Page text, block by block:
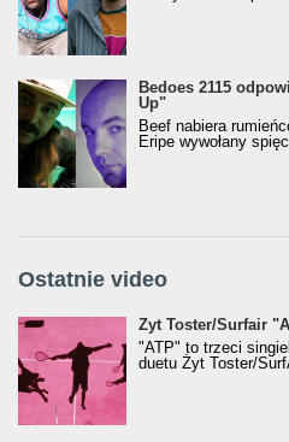
Bedoes 2115
Up"
Beef nabiera
Eripe wywołany
Ostatnie video
Żyt Toster/SurfAir - ATP
Żyt Toster/Surfair
"ATP" to trzeci
duetu Żyt Toster/